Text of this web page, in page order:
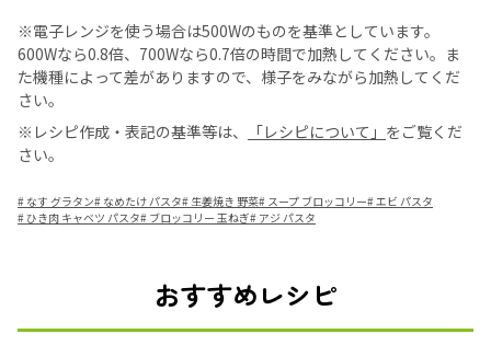
※電子レンジを使う場合は500Wのものを基準としています。
600Wなら0.8倍、700Wなら0.7倍の時間で加熱してください。ま
た機種によって差がありますので、様子をみながら加熱してくだ
さい。
※レシピ作成・表記の基準等は、
「レシピについて」 をご覧くだ
さい。
# なす グラタン# なめたけ パスタ# 生姜焼き 野菜# スープ ブロッコリー#エビ パスタ
# ひき肉 キャベツ パスタ# ブロッコリー 玉ねぎ# アジ パスタ
おすすめレシピ